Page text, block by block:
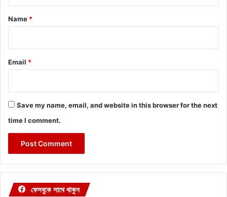
*
Name *
Email *
Save my name, email, and website in this browser for the next
time I comment.
ফেসবুকে সাথে থাকুন